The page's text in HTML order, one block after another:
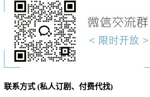
联系方式 (私人订剧、付费代找)